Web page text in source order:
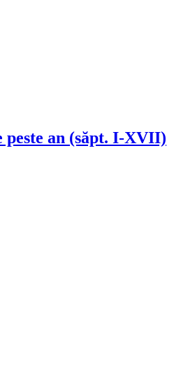
an (săpt. I-XVII)